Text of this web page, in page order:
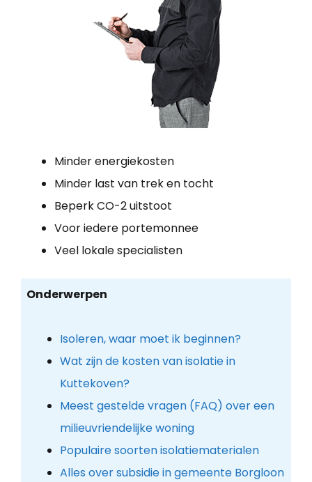
Minder energiekosten
Minder last van trek en tocht
Beperk CO-2 uitstoot
Voor iedere portemonnee
Veel lokale specialisten
Onderwerpen
Isoleren, waar moet ik beginnen?
Wat zijn de kosten van isolatie in
Kuttekoven?
Meest gestelde vragen (FAQ) over een
milieuvriendelijke woning
Populaire soorten isolatiematerialen
Alles over subsidie in gemeente Borgloon